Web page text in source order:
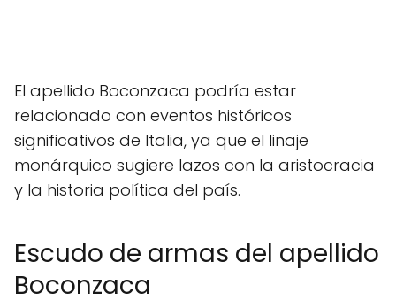
El apellido Boconzaca podría estar
relacionado con eventos históricos
significativos de Italia, ya que el linaje
monárquico sugiere lazos con la aristocracia
y la historia política del país.
Escudo de armas del apellido
Boconzaca